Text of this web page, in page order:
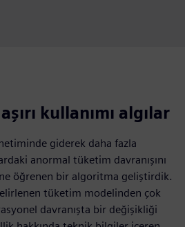
kullanımı algılar
giderek daha fazla
anormal tüketim davranışını
öğrenen bir algoritma geliştirdik.
tüketim modelinden çok
davranışta bir değişikliği